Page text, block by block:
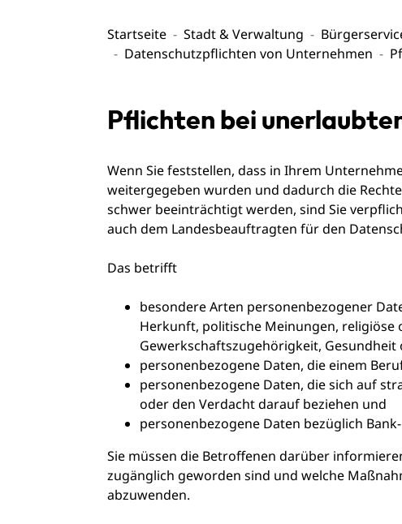
Startseite Stadt & Verwaltung
Datenschutzpflichten von Unternehmen
Pflichten bei
Wenn Sie feststellen, dass in Ihrem
weitergegeben wurden und dadurch die
schwer beeinträchtigt werden, sind Sie
auch dem Landesbeauftragten für den
Das betrifft
besondere Arten personenbezogener
Herkunft, politische Meinungen,
Gewerkschaftszugehörigkeit, Gesundheit
personenbezogene Daten, die einem
personenbezogene Daten, die sich auf
oder den Verdacht darauf beziehen und
personenbezogene Daten bezüglich
Sie müssen die Betroffenen darüber
zugänglich geworden sind und welche
abzuwenden.